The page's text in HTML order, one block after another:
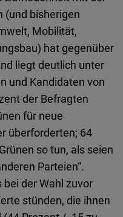
(und bisherigen
Mobilität,
hat gegenüber
liegt deutlich unter
und Kandidaten von
der Befragten
für neue
überforderten; 64
so tun, als seien
Parteien“.
der Wahl zuvor
stünden, die ihnen